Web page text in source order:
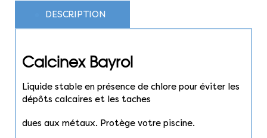
DESCRIPTION
Calcinex Bayrol
Liquide stable en présence de chlore pour éviter les
dépôts calcaires et les taches
dues aux métaux. Protège votre piscine.